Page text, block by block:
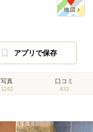
アプリで保存
写真
1142
口コミ
433